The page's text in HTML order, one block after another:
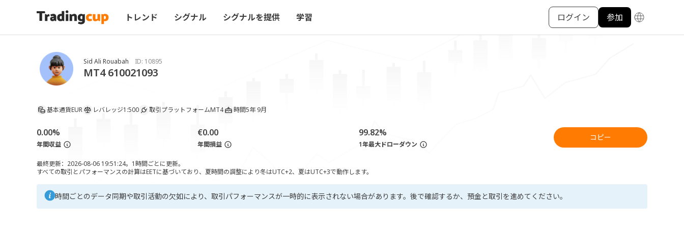
トレンド シグナル シグナルを提供 学習 ログイン 参加
Sid Ali Rouabah ID: 10895
MT4 610021093
基本通貨EUR レバレッジ1:500 取引プラットフォームMT4 時間5年 9月
0.00%
年間収益
€0.00
年間損益
99.82%
1年最大ドローダウン
コピー
最終更新：2026-08-06 19:51:24。1時間ごとに更新。
すべての取引とパフォーマンスの計算はEETに基づいており、夏時間の調整により冬はUTC+2、夏はUTC+3で動作します。
時間ごとのデータ同期や取引活動の欠如により、取引パフォーマンスが一時的に表示されない場合があります。後で確認するか、預金と取引を進めてください。